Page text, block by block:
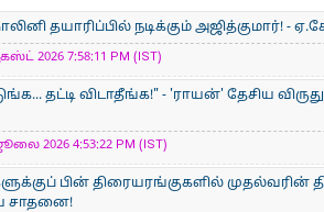
தயாரிப்பில் நடிக்கும் அஜித்குமார்! -
2026 7:58:11 PM (IST)
தட்டி விடாதீங்க!" - 'ராயன்' தேசிய
2026 4:53:22 PM (IST)
பின் திரையரங்குகளில் முதல்வரின்
சாதனை!